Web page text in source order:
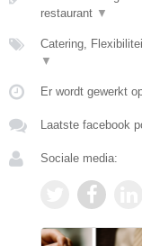
restaurant ▼
Catering,
▼
Er wordt gewerkt
Laatste facebook
Sociale media: